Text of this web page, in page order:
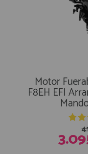
Motor
F8EH EFI